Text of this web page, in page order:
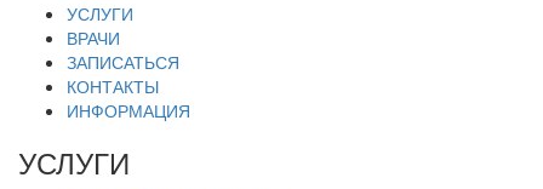
УСЛУГИ
ВРАЧИ
ЗАПИСАТЬСЯ
КОНТАКТЫ
ИНФОРМАЦИЯ
УСЛУГИ